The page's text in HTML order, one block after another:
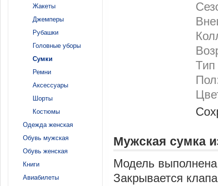
Тип
Мужская сумка
Модель выполнена
Закрывается
Жакеты
Джемперы
Рубашки
Головные уборы
Сумки
Ремни
Аксессуары
Шорты
Костюмы
Одежда женская
Обувь мужская
Обувь женская
Книги
Авиабилеты